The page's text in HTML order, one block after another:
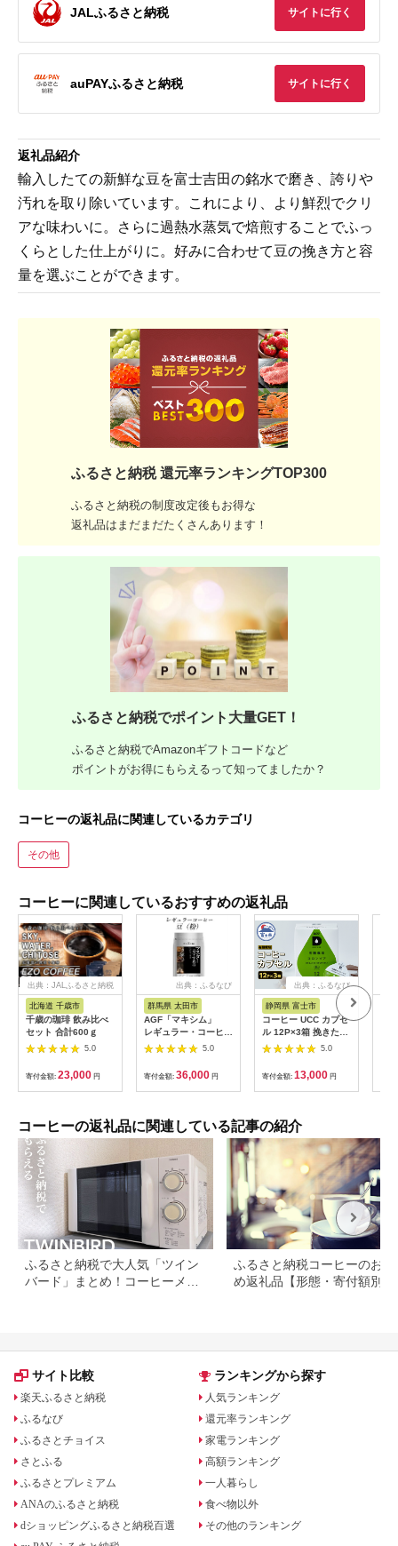
JALふるさと納税 サイトに行く
auPAYふるさと納税 サイトに行く
返礼品紹介
輸入したての新鮮な豆を富士吉田の銘水で磨き、誇りや
汚れを取り除いています。これにより、より鮮烈でクリ
アな味わいに。さらに過熱水蒸気で焙煎することでふっ
くらとした仕上がりに。好みに合わせて豆の挽き方と容
量を選ぶことができます。
ふるさと納税 還元率ランキングTOP300
ふるさと納税の制度改定後もお得な
返礼品はまだまだたくさんあります！
ふるさと納税でポイント大量GET！
ふるさと納税でAmazonギフトコードなど
ポイントがお得にもらえるって知ってましたか？
コーヒーの返礼品に関連しているカテゴリ
その他
コーヒーに関連しているおすすめの返礼品
出典：JALふるさと納税
北海道 千歳市
千歳の珈琲 飲み比べ
セット 合計600ｇ
5.0
寄付金額: 23,000 円
出典：ふるなび
群馬県 太田市
AGF「マキシム」
レギュラー・コーヒ
ー マスターおすすめ
のスペシャル・ブレン
ド 200g×12袋_飲
料・ドリンク 粉 コー
ヒー・コーヒー豆 珈
_【1532951】
5.0
寄付金額: 36,000 円
出典：ふるなび
静岡県 富士市
コーヒー UCC カプセ
ル 12P×3箱 挽きたて
コロンビア 有機栽培
コーヒー豆 100%使用
DRIP POD専用カプセ
ル ドリップポッド 静
岡県 富士市 [sf103-
5.0
寄付金額: 13,000 円
コーヒーの返礼品に関連している記事の紹介
ふるさと納税で大人気「ツイン
バード」まとめ！コーヒーメー
ふるさと納税コーヒーのおす
め返礼品【形態・寄付額別に
サイト比較
楽天ふるさと納税
ふるなび
ふるさとチョイス
さとふる
ふるさとプレミアム
ANAのふるさと納税
dショッピングふるさと納税百選
ランキングから探す
人気ランキング
還元率ランキング
家電ランキング
高額ランキング
一人暮らし
食べ物以外
その他のランキング